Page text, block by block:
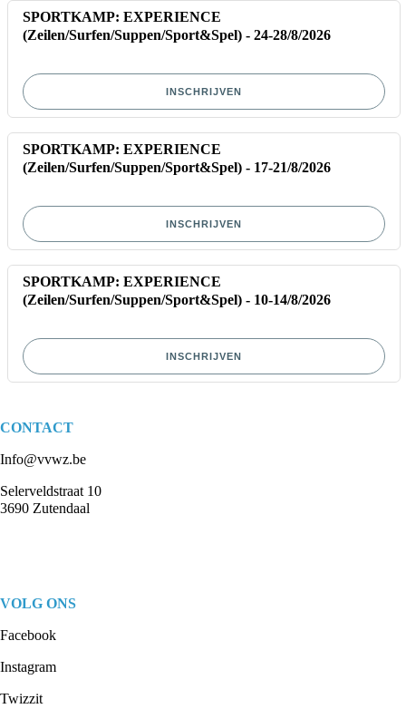
SPORTKAMP: EXPERIENCE
(Zeilen/Surfen/Suppen/Sport&Spel) - 24-28/8/2026
INSCHRIJVEN
SPORTKAMP: EXPERIENCE
(Zeilen/Surfen/Suppen/Sport&Spel) - 17-21/8/2026
INSCHRIJVEN
SPORTKAMP: EXPERIENCE
(Zeilen/Surfen/Suppen/Sport&Spel) - 10-14/8/2026
INSCHRIJVEN
CONTACT
Info@vvwz.be
Selerveldstraat 10
3690 Zutendaal
VOLG ONS
Facebook
Instagram
Twizzit